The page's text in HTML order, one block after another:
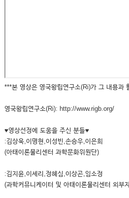
***본 영상은 영국왕립연구소(Ri)가 그 내용과
영국왕립연구소(Ri): http://www.rigb.org/
♥영상선정에 도움을 주신 분들♥
:김상욱,이명현,이성빈,손승우,이은희
(아태이론물리센터 과학문화위원단)
:김지윤,이세리,정혜심,이상곤,임소정
(과학커뮤니케이터 및 아태이론물리센터 외부